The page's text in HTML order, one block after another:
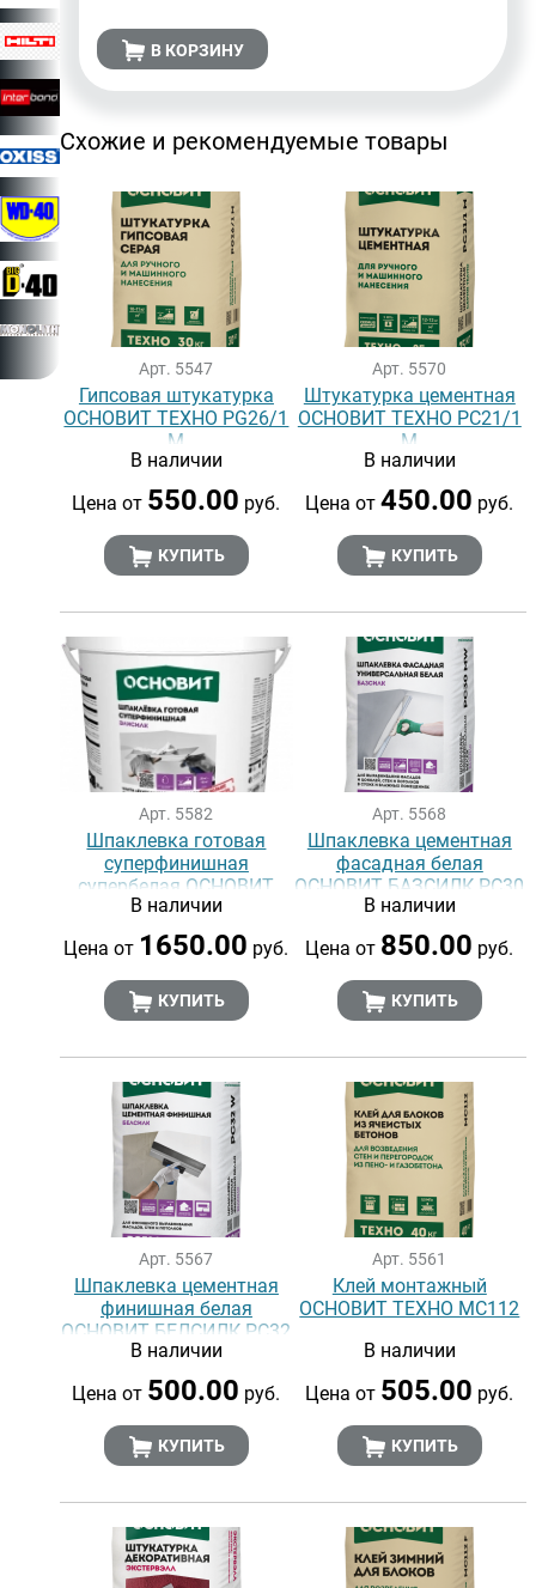
В КОРЗИНУ
Схожие и рекомендуемые товары
Арт. 5547
Гипсовая штукатурка
ОСНОВИТ ТЕХНО PG26/1
M
В наличии
Цена от 550.00 руб.
КУПИТЬ
Арт. 5570
Штукатурка цементная
ОСНОВИТ ТЕХНО PC21/1
M
В наличии
Цена от450.00 руб.
КУПИТЬ
Арт. 5582
Шпаклевка готовая
суперфинишная
супербелая ОСНОВИТ
ЭЛИСИЛК PA39 W (16 кг)
В наличии
Цена от 1650.00 руб.
КУПИТЬ
Арт. 5568
Шпаклевка цементная
фасадная белая
ОСНОВИТ БАЗСИЛК PC30
MW
В наличии
Цена от 850.00 руб.
КУПИТЬ
Арт. 5567
Шпаклевка цементная
финишная белая
ОСНОВИТ БЕЛСИЛК РС32
W
В наличии
Цена от 500.00 руб.
КУПИТЬ
Арт. 5561
Клей монтажный
ОСНОВИТ ТЕХНО MC112
В наличии
Цена от 505.00 руб.
КУПИТЬ